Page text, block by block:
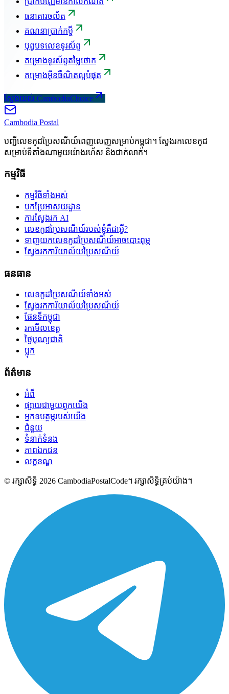
ធនាគារចល័ត
គណនាប្រាក់កម្ចី
បុព្វបទលេខទូរស័ព្ទ
គម្រោងទូរស័ព្ទតម្លៃថោក
គម្រោងអ៊ីនធឺណិតល្អបំផុត
ស្វែងយល់ CambodiaChoice
Cambodia Postal
បញ្ជីលេខកូដប្រៃសណីយ៍ពេញលេញសម្រាប់កម្ពុជា។ ស្វែងរកលេខកូដ
សម្រាប់ទីតាំងណាមួយយ៉ាងរហ័ស និងជាក់លាក់។
កម្មវិធី
កម្មវិធីទាំងអស់
បកប្រែអាសយដ្ឋាន
ការស្វែងរក AI
លេខកូដប្រៃសណីយ៍របស់ខ្ញុំគឺជាអ្វី?
ទាញយកលេខកូដប្រៃសណីយ៍អាចបោះពុម្ភ
ស្វែងរកការិយាល័យប្រៃសណីយ៍
ធនធាន
លេខកូដប្រៃសណីយ៍ទាំងអស់
ស្វែងរកការិយាល័យប្រៃសណីយ៍
ផែនទីកម្ពុជា
រកមើលខេត្ត
ថ្ងៃបុណ្យជាតិ
ប្លុក
ព័ត៌មាន
អំពី
ផ្សាយជាមួយពួកយើង
អ្នកឧបត្ថម្ភរបស់យើង
ជំនួយ
ទំនាក់ទំនង
ភាពឯកជន
លក្ខខណ្ឌ
© រក្សាសិទ្ធិ 2026 CambodiaPostalCode។ រក្សាសិទ្ធិគ្រប់យ៉ាង។